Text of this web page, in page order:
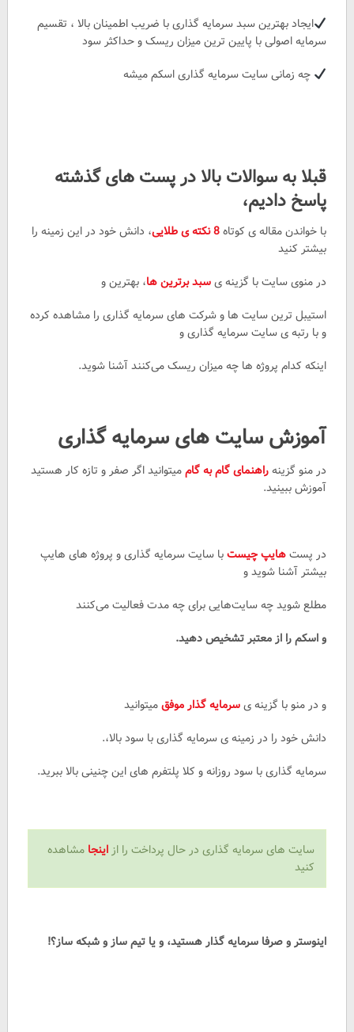
ایجاد بهترین سبد سرمایه گذاری با ضریب اطمینان بالا ، تقسیم
سرمایه اصولی با پایین ترین میزان ریسک و حداکثر سود
چه زمانی سایت سرمایه گذاری اسکم میشه
قبلا به سوالات بالا در پست های گذشته
پاسخ دادیم،
با خواندن مقاله ی کوتاه8 نکته ی طلایی
، دانش خود در این زمینه را
بیشتر کنید
در منوی سایت با گزینه یسبد برترین ها، بهترین و
استیبل ترین سایت ها و شرکت های سرمایه گذاری را مشاهده کرده
و با رتبه ی سایت سرمایه گذاری و
اینکه کدام پروژه ها چه میزان ریسک می‌کنند آشنا شوید.
آموزش سایت های سرمایه گذاری
در منو گزینهراهنمای گام به گاممیتوانید اگر صفر و تازه کار هستید
آموزش ببینید.
در پستهایپ چیستبا سایت سرمایه گذاری و پروژه های هایپ
بیشتر آشنا شوید و
مطلع شوید چه سایت‌هایی برای چه مدت فعالیت می‌کنند
و اسکم را از معتبر تشخیص دهید.
و در منو با گزینه یسرمایه گذار موفقمیتوانید
دانش خود را در زمینه ی سرمایه گذاری با سود بالا،.
سرمایه گذاری با سود روزانه و کلا پلتفرم های این چنینی بالا ببرید.
سایت های سرمایه گذاری در حال پرداخت را از اینجا مشاهده
کنید
اینوستر و صرفا سرمایه گذار هستید، و یا تیم ساز و شبکه ساز؟!